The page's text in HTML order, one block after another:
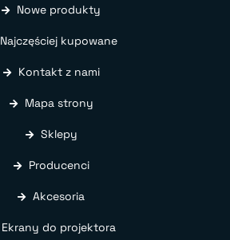
Nowe produkty
Najczęściej kupowane
Kontakt z nami
Mapa strony
Sklepy
Producenci
Akcesoria
Ekrany do projektora